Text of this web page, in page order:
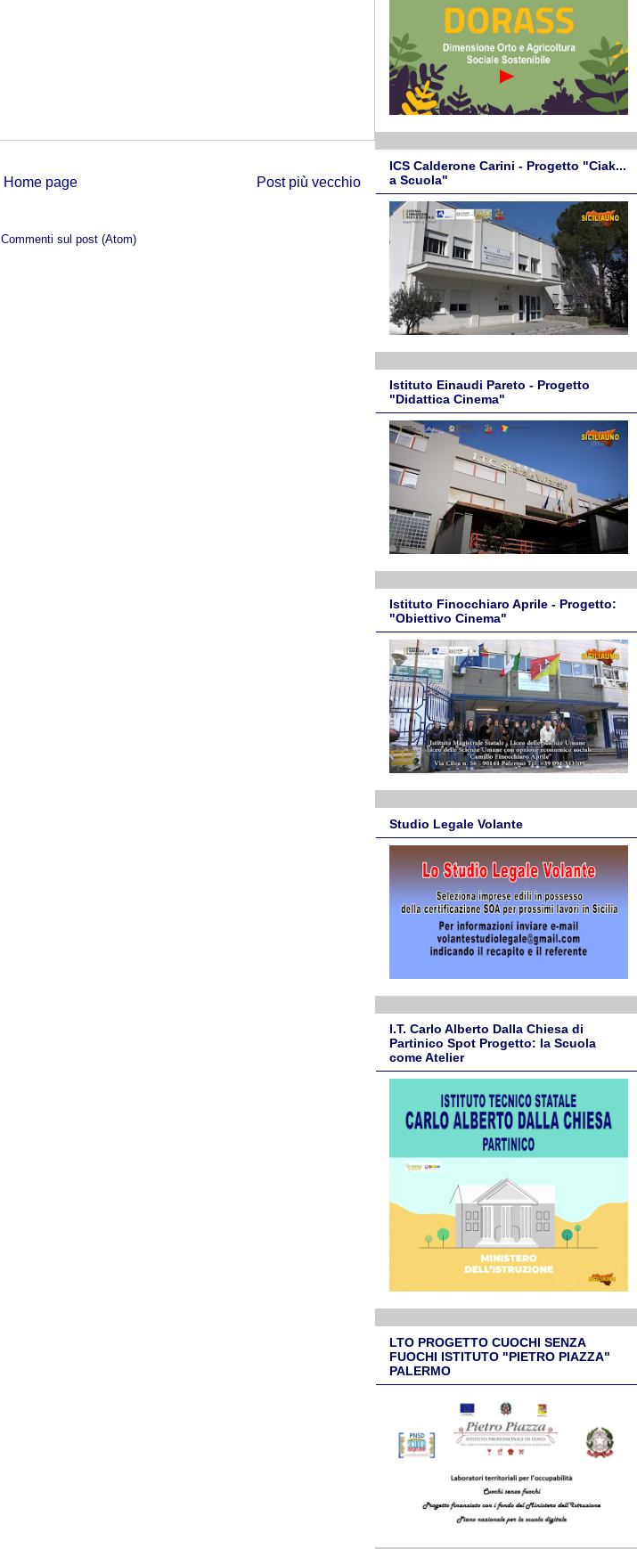
Post più vecchio
Home page
Commenti sul post (Atom)
ICS Calderone Carini - Progetto "Ciak...
a Scuola"
Istituto Einaudi Pareto - Progetto
"Didattica Cinema"
Istituto Finocchiaro Aprile - Progetto:
"Obiettivo Cinema"
Studio Legale Volante
I.T. Carlo Alberto Dalla Chiesa di
Partinico Spot Progetto: la Scuola
come Atelier
LTO PROGETTO CUOCHI SENZA
FUOCHI ISTITUTO "PIETRO PIAZZA"
PALERMO